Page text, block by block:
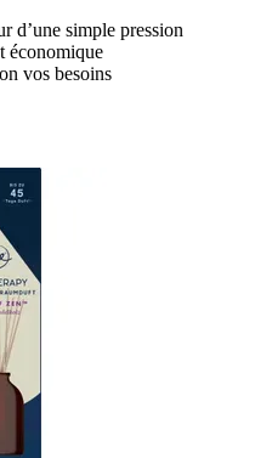
d’une simple pression
économique
vos besoins